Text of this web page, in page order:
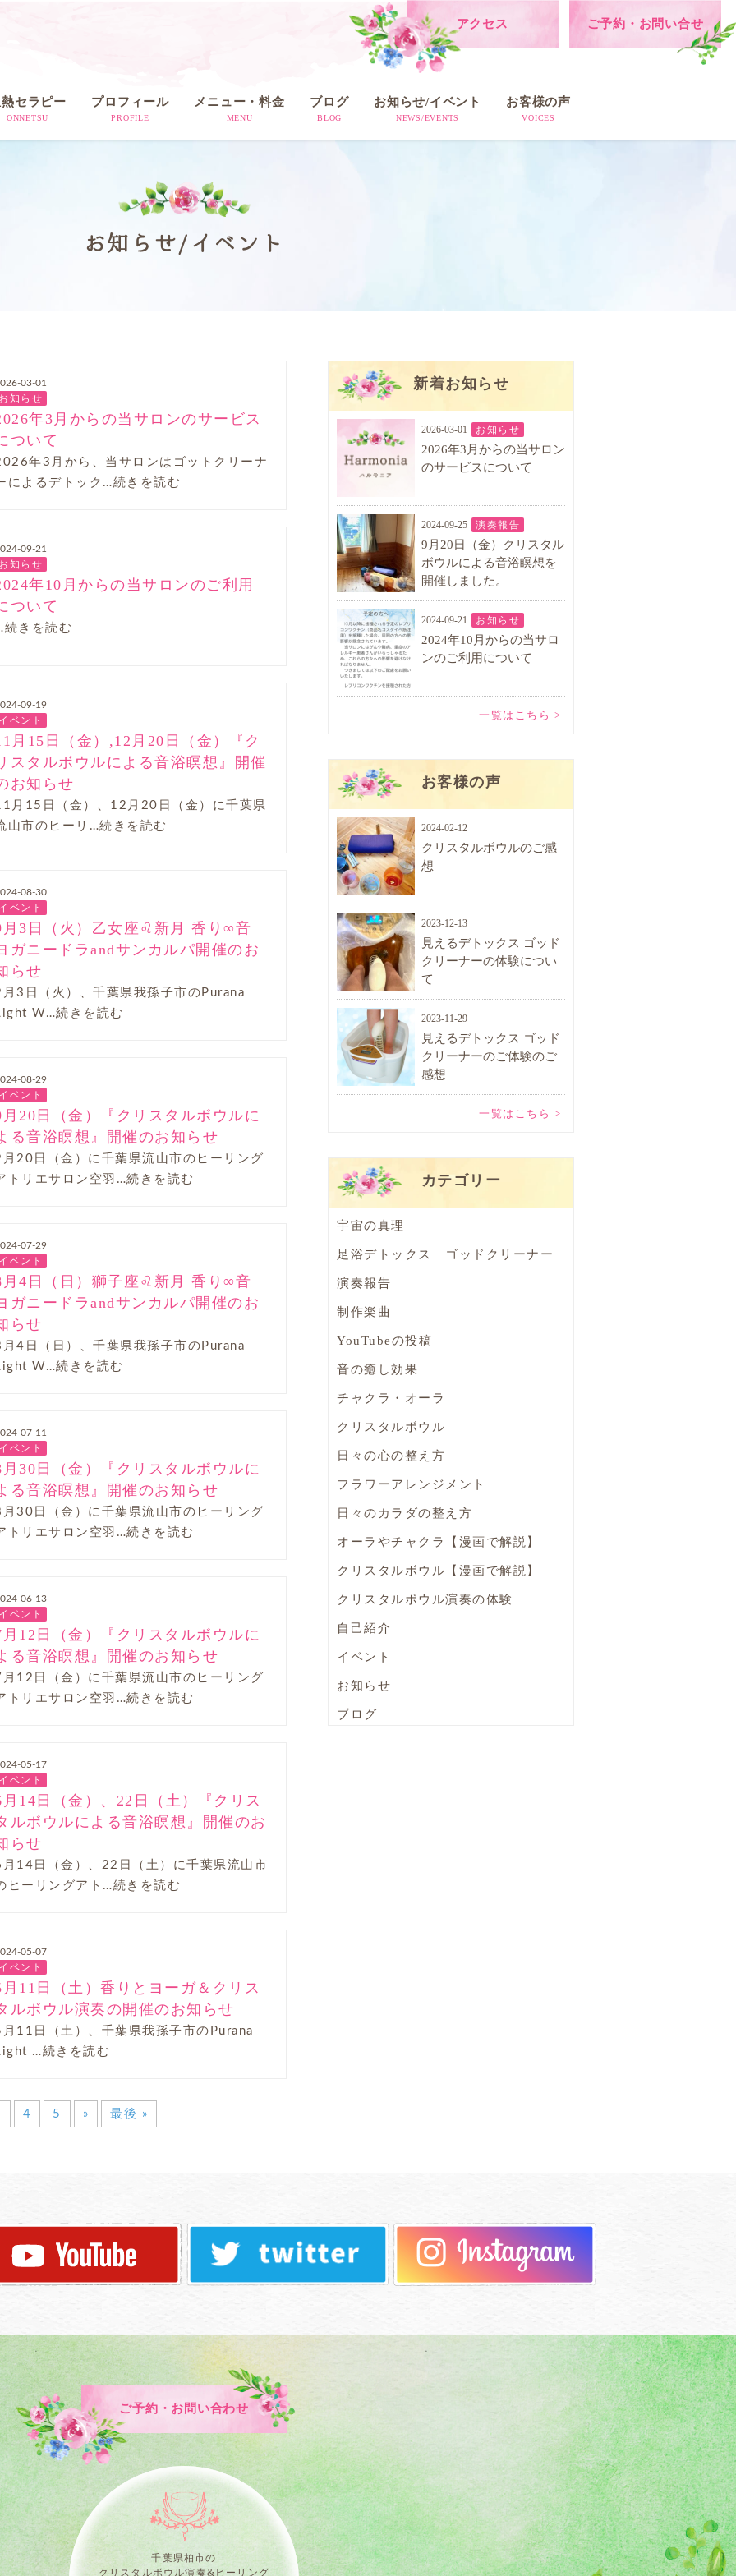
アクセス ご予約・お問い合せ
セラピー
ONNETSU
プロフィール
PROFILE
メニュー・料金
MENU
ブログ
BLOG
お知らせ/イベント
NEWS/EVENTS
お客様の声
VOICES
お知らせ/イベント
03-01
知らせ
年3月からの当サロンのサービス
ついて
年3月から、当サロンはゴットクリーナ
によるデトック…続きを読む
09-21
知らせ
年10月からの当サロンのご利用
ついて
続きを読む
09-19
ベント
月15日（金）,12月20日（金）『ク
スタルボウルによる音浴瞑想』開催
お知らせ
月15日（金）、12月20日（金）に千葉県
山市のヒーリ…続きを読む
08-30
ベント
月3日（火）乙女座♌新月 香り∞音
ガニードラandサンカルパ開催のお
らせ
月3日（火）、千葉県我孫子市のPurana
W…続きを読む
08-29
ベント
月20日（金）『クリスタルボウルに
る音浴瞑想』開催のお知らせ
月20日（金）に千葉県流山市のヒーリング
トリエサロン空羽…続きを読む
07-29
ベント
月4日（日）獅子座♌新月 香り∞音
ガニードラandサンカルパ開催のお
らせ
月4日（日）、千葉県我孫子市のPurana
W…続きを読む
07-11
ベント
月30日（金）『クリスタルボウルに
る音浴瞑想』開催のお知らせ
月30日（金）に千葉県流山市のヒーリング
トリエサロン空羽…続きを読む
06-13
ベント
月12日（金）『クリスタルボウルに
る音浴瞑想』開催のお知らせ
月12日（金）に千葉県流山市のヒーリング
トリエサロン空羽…続きを読む
05-17
ベント
月14日（金）、22日（土）『クリス
ルボウルによる音浴瞑想』開催のお
らせ
月14日（金）、22日（土）に千葉県流山市
ヒーリングアト…続きを読む
05-07
ベント
月11日（土）香りとヨーガ＆クリス
ルボウル演奏の開催のお知らせ
月11日（土）、千葉県我孫子市のPurana
…続きを読む
4 5 » 最後 »
新着お知らせ
2026-03-01 お知らせ
2026年3月からの当サロン
のサービスについて
2024-09-25 演奏報告
9月20日（金）クリスタル
ボウルによる音浴瞑想を
開催しました。
2024-09-21 お知らせ
2024年10月からの当サロ
ンのご利用について
一覧はこちら >
お客様の声
2024-02-12
クリスタルボウルのご感
想
2023-12-13
見えるデトックス ゴッド
クリーナーの体験につい
て
2023-11-29
見えるデトックス ゴッド
クリーナーのご体験のご
感想
一覧はこちら >
カテゴリー
宇宙の真理
足浴デトックス ゴッドクリーナー
演奏報告
制作楽曲
YouTubeの投稿
音の癒し効果
チャクラ・オーラ
クリスタルボウル
日々の心の整え方
フラワーアレンジメント
日々のカラダの整え方
オーラやチャクラ【漫画で解説】
クリスタルボウル【漫画で解説】
クリスタルボウル演奏の体験
自己紹介
イベント
お知らせ
ブログ
ご予約・お問い合わせ
千葉県柏市の
クリスタルボウル演奏&ヒーリング